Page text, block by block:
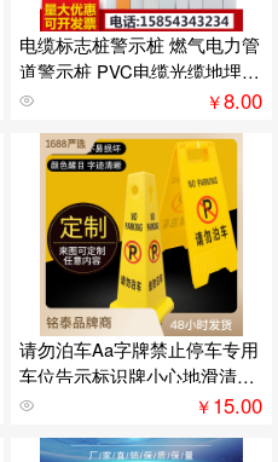
电缆标志桩警示桩 燃气电力管
道警示桩 PVC电缆光缆地埋警
示桩
￥8.00
请勿泊车Aa字牌禁止停车专用
车位告示标识牌小心地滑清洁
卫生提示
￥15.00